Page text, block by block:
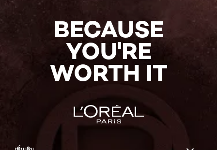
BECAUSE
YOU'RE
WORTH IT